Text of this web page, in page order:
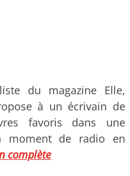
du magazine Elle,
à un écrivain de
favoris dans une
moment de radio en
complète